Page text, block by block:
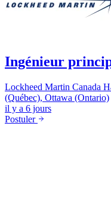
Ingénieur
Lockheed Martin Canada
(Québec), Ottawa (Ontario)
il y a 6 jours
Postuler